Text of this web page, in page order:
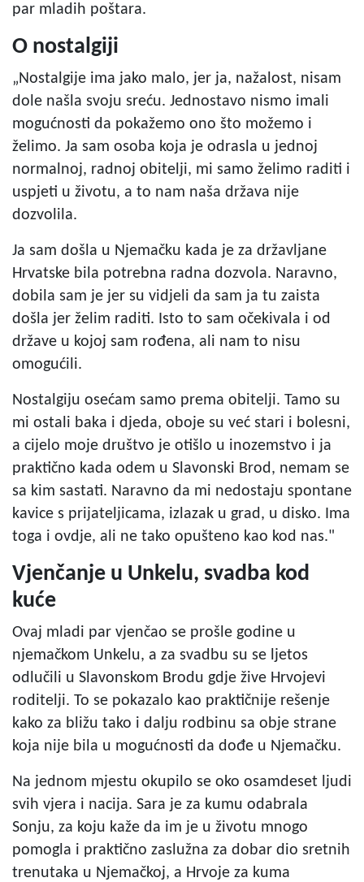
par mladih poštara.
O nostalgiji
„Nostalgije ima jako malo, jer ja, nažalost, nisam
dole našla svoju sreću. Jednostavo nismo imali
mogućnosti da pokažemo ono što možemo i
želimo. Ja sam osoba koja je odrasla u jednoj
normalnoj, radnoj obitelji, mi samo želimo raditi i
uspjeti u životu, a to nam naša država nije
dozvolila.
Ja sam došla u Njemačku kada je za državljane
Hrvatske bila potrebna radna dozvola. Naravno,
dobila sam je jer su vidjeli da sam ja tu zaista
došla jer želim raditi. Isto to sam očekivala i od
države u kojoj sam rođena, ali nam to nisu
omogućili.
Nostalgiju osećam samo prema obitelji. Tamo su
mi ostali baka i djeda, oboje su već stari i bolesni,
a cijelo moje društvo je otišlo u inozemstvo i ja
praktično kada odem u Slavonski Brod, nemam se
sa kim sastati. Naravno da mi nedostaju spontane
kavice s prijateljicama, izlazak u grad, u disko. Ima
toga i ovdje, ali ne tako opušteno kao kod nas."
Vjenčanje u Unkelu, svadba kod
kuće
Ovaj mladi par vjenčao se prošle godine u
njemačkom Unkelu, a za svadbu su se ljetos
odlučili u Slavonskom Brodu gdje žive Hrvojevi
roditelji. To se pokazalo kao praktičnije rešenje
kako za bližu tako i dalju rodbinu sa obje strane
koja nije bila u mogućnosti da dođe u Njemačku.
Na jednom mjestu okupilo se oko osamdeset ljudi
svih vjera i nacija. Sara je za kumu odabrala
Sonju, za koju kaže da im je u životu mnogo
pomogla i praktično zaslužna za dobar dio sretnih
trenutaka u Njemačkoj, a Hrvoje za kuma